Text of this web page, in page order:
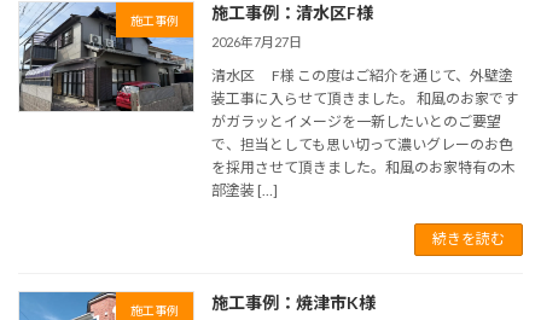
施工事例 施工事例：清水区F様
2026年7月27日
清水区 F様 この度はご紹介を通じて、外壁塗
装工事に入らせて頂きました。 和風のお家です
がガラッとイメージを一新したいとのご要望
で、担当としても思い切って濃いグレーのお色
を採用させて頂きました。和風のお家特有の木
部塗装 […]
続きを読む
施工事例 施工事例：焼津市K様